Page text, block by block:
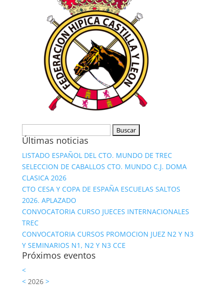
Últimas noticias
LISTADO ESPAÑOL DEL CTO. MUNDO DE TREC
SELECCION DE CABALLOS CTO. MUNDO C.J. DOMA
CLASICA 2026
CTO CESA Y COPA DE ESPAÑA ESCUELAS SALTOS
2026. APLAZADO
CONVOCATORIA CURSO JUECES INTERNACIONALES
TREC
CONVOCATORIA CURSOS PROMOCION JUEZ N2 Y N3
Y SEMINARIOS N1, N2 Y N3 CCE
Próximos eventos
<
<2026 >